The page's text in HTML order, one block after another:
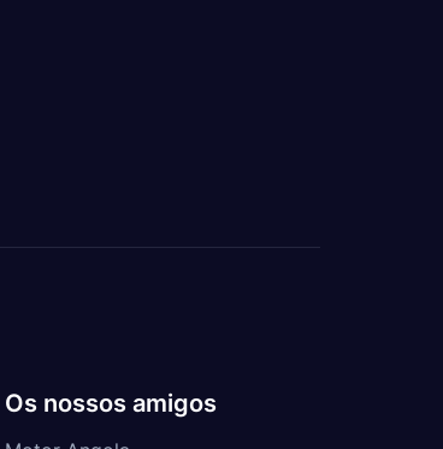
Os nossos amigos